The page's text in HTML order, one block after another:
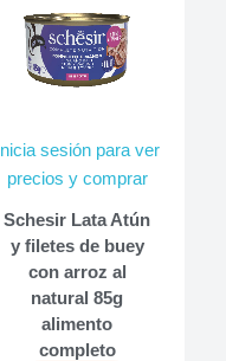
Inicia sesión para ver
precios y comprar
Schesir Lata Atún
y filetes de buey
con arroz al
natural 85g
alimento
completo